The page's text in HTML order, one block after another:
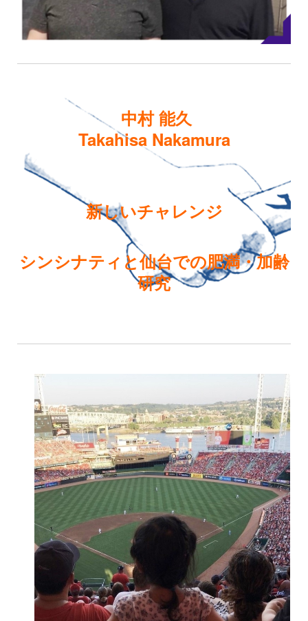
中村 能久
Takahisa Nakamura
新しいチャレンジ
シンシナティと仙台での肥満・加齢
研究